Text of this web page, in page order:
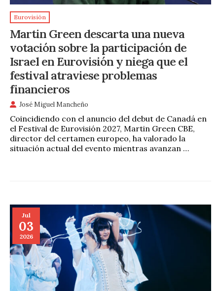
Eurovisión
Martin Green descarta una nueva
votación sobre la participación de
Israel en Eurovisión y niega que el
festival atraviese problemas
financieros
José Miguel Mancheño
Coincidiendo con el anuncio del debut de Canadá en
el Festival de Eurovisión 2027, Martin Green CBE,
director del certamen europeo, ha valorado la
situación actual del evento mientras avanzan …
Jul
03
2026